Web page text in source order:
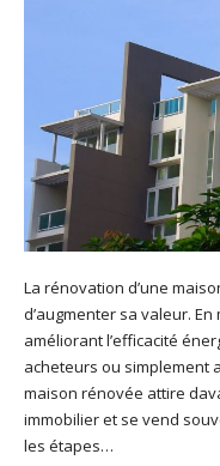
La rénovation d’une
d’augmenter sa valeur.
améliorant l’efficacité
acheteurs ou simplement
maison rénovée attire
immobilier et se vend
les étapes…